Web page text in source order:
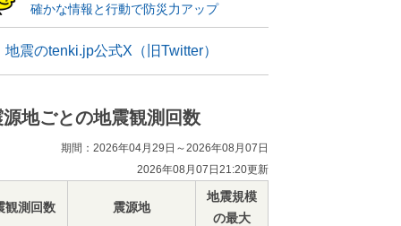
確かな情報と行動で防災力アップ
地震のtenki.jp公式X（旧Twitter）
源地ごとの地震観測回数
期間：2026年04月29日～2026年08月07日
2026年08月07日21:20更新
観測回数 震源地
地震規模
の最大